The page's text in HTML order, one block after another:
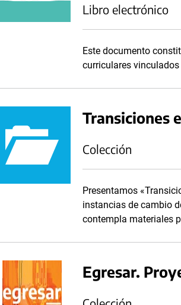
Libro electrónico
Este documento
curriculares
Transiciones
Colección
Presentamos
instancias de cambio
contempla materiales
Egresar.